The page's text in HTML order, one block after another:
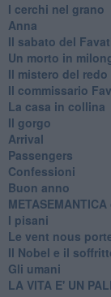
I cerchi nel grano
Anna
Il sabato del
Un morto in
Il mistero del
Il commissario
La casa in collina
Il gorgo
Arrival
Passengers
Confessioni
Buon anno
I pisani
Le vent nous
Il Nobel e il
Gli umani
LA VITA E' UN